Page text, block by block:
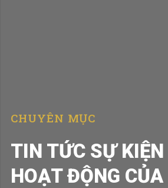
TIN TỨC SỰ
HOẠT ĐỘNG
CHUYÊN MỤC